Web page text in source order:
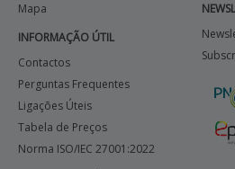
Mapa
INFORMAÇÃO ÚTIL
Contactos
Perguntas Frequentes
Ligações Úteis
Tabela de Preços
Norma ISO/IEC 27001:2022